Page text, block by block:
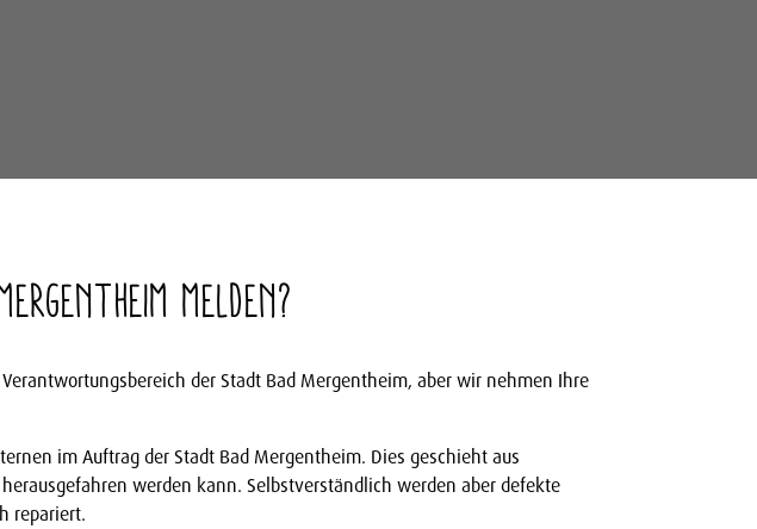
melden?
der Stadt Bad Mergentheim, aber wir nehmen Ihre
im Auftrag der Stadt Bad Mergentheim. Dies geschieht aus
werden kann. Selbstverständlich werden aber defekte
repariert.